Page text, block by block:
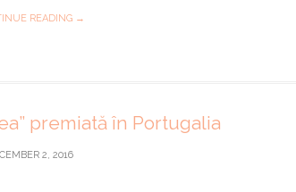
READING →
premiată în Portugalia
2, 2016